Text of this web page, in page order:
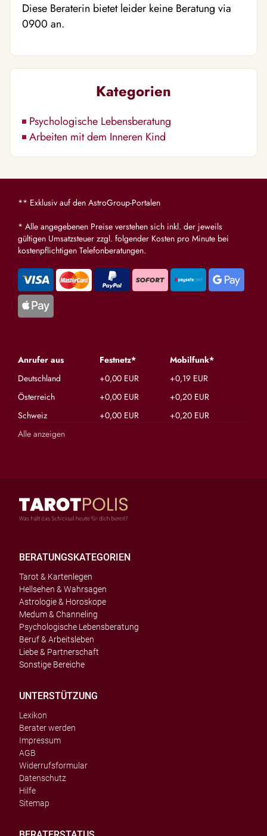
Diese Beraterin bietet leider keine Beratung via
0900 an.
Kategorien
Psychologische Lebensberatung
Arbeiten mit dem Inneren Kind
** Exklusiv auf den AstroGroup-Portalen
* Alle angegebenen Preise verstehen sich inkl. der jeweils
gültigen Umsatzsteuer zzgl. folgender Kosten pro Minute bei
kostenpflichtigen Telefonberatungen.
Anrufer aus Festnetz*
Mobilfunk*
Deutschland
+0,00 EUR
+0,19 EUR
Österreich
+0,00 EUR
+0,20 EUR
Schweiz
+0,00 EUR
+0,20 EUR
Alle anzeigen
BERATUNGSKATEGORIEN
Tarot & Kartenlegen
Hellsehen & Wahrsagen
Astrologie & Horoskope
Medum & Channeling
Psychologische Lebensberatung
Beruf & Arbeitsleben
Liebe & Partnerschaft
Sonstige Bereiche
UNTERSTÜTZUNG
Lexikon
Berater werden
Impressum
AGB
Widerrufsformular
Datenschutz
Hilfe
Sitemap